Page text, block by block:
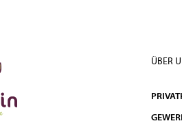
ÜBER